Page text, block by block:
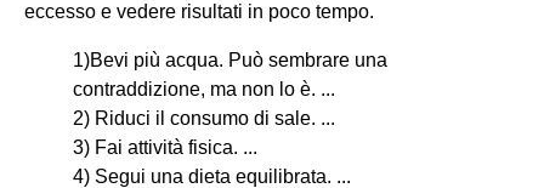
eccesso e vedere risultati in poco tempo.
1)Bevi più acqua. Può sembrare una
contraddizione, ma non lo è. ...
2) Riduci il consumo di sale. ...
3) Fai attività fisica. ...
4) Segui una dieta equilibrata. ...